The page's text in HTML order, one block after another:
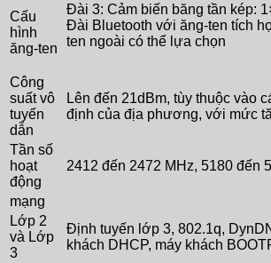
Cấu
hình
ăng-ten
Đài 3: Cảm biến băng tần kép:
Đài Bluetooth với ăng-ten tích
ten ngoài có thể lựa chọn
Công
suất vô
tuyến
dẫn
Lên đến 21dBm, tùy thuộc vào
định của địa phương, với mức
Tần số
hoạt
động
2412 đến 2472 MHz, 5180 đến
mạng
Lớp 2
và Lớp
3
Định tuyến lớp 3, 802.1q,
khách DHCP, máy khách